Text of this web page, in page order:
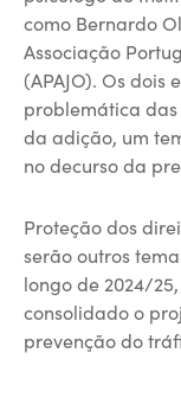
como Bernardo
Associação
(APAJO). Os
problemática
da adição, um
no decurso da
Proteção dos
serão outros
longo de 2024/
consolidado o
prevenção do